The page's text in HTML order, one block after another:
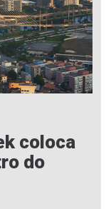
coloca
do